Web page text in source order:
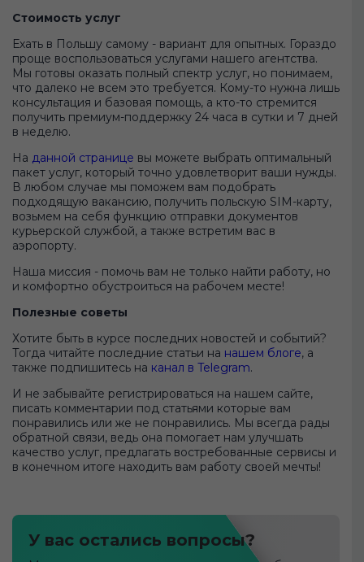
Стоимость услуг
Ехать в Польшу самому - вариант для опытных. Гораздо
проще воспользоваться услугами нашего агентства.
Мы готовы оказать полный спектр услуг, но понимаем,
что далеко не всем это требуется. Кому-то нужна лишь
консультация и базовая помощь, а кто-то стремится
получить премиум-поддержку 24 часа в сутки и 7 дней
в неделю.
На данной странице вы можете выбрать оптимальный
пакет услуг, который точно удовлетворит ваши нужды.
В любом случае мы поможем вам подобрать
подходящую вакансию, получить польскую SIM-карту,
возьмем на себя функцию отправки документов
курьерской службой, а также встретим вас в
аэропорту.
Наша миссия - помочь вам не только найти работу, но
и комфортно обустроиться на рабочем месте!
Полезные советы
Хотите быть в курсе последних новостей и событий?
Тогда читайте последние статьи на нашем блоге, а
также подпишитесь на канал в Telegram.
И не забывайте регистрироваться на нашем сайте,
писать комментарии под статьями которые вам
понравились или же не понравились. Мы всегда рады
обратной связи, ведь она помогает нам улучшать
качество услуг, предлагать востребованные сервисы и
в конечном итоге находить вам работу своей мечты!
У вас остались вопросы?